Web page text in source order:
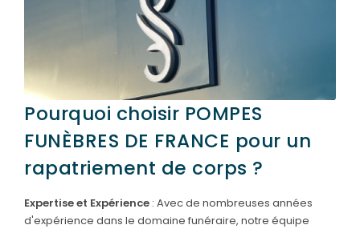
Pourquoi choisir POMPES
FUNÈBRES DE FRANCE pour un
rapatriement de corps ?
Expertise et Expérience : Avec de nombreuses années
d'expérience dans le domaine funéraire, notre équipe